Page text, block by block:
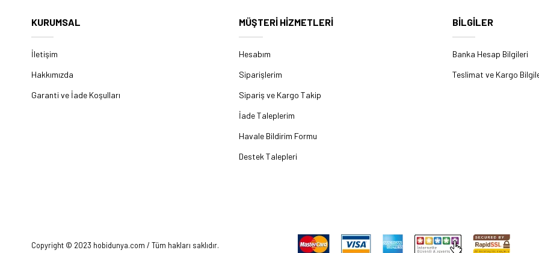
KURUMSAL
İletişim
Hakkımızda
Garanti ve İade Koşulları
MÜŞTERİ HİZMETLERİ
Hesabım
Siparişlerim
Sipariş ve Kargo Takip
İade Taleplerim
Havale Bildirim Formu
Destek Talepleri
BİLGİLER
Banka Hesap Bilgileri
Teslimat ve Kargo
Copyright © 2023 hobidunya.com / Tüm hakları saklıdır.